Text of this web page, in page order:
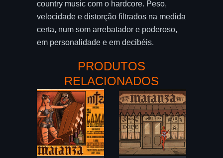
country music com o hardcore. Peso,
velocidade e distorção filtrados na medida
certa, num som arrebatador e poderoso,
em personalidade e em decibéis.
PRODUTOS
RELACIONADOS